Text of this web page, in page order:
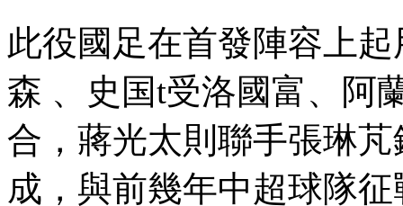
此役國足在首發陣容上起
森 、史国t受洛國富、
合，蔣光太則聯手張琳
成，與前幾年中超球隊